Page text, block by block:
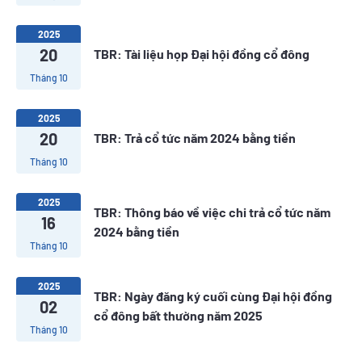
2025
20
Tháng 10
TBR: Tài liệu họp Đại hội đồng cổ đông
2025
20
Tháng 10
TBR: Trả cổ tức năm 2024 bằng tiền
2025
16
Tháng 10
TBR: Thông báo về việc chi trả cổ tức năm
2024 bằng tiền
2025
02
Tháng 10
TBR: Ngày đăng ký cuối cùng Đại hội đồng
cổ đông bất thường năm 2025